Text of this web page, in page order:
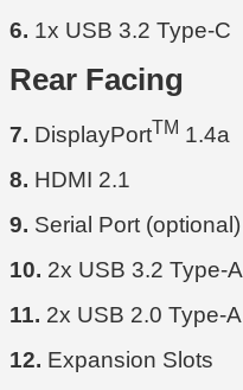
6. 1x USB 3.2 Type-C
Rear Facing
7. DisplayPortTM 1.4a
8. HDMI 2.1
9. Serial Port (optional)
10. 2x USB 3.2 Type-A
11. 2x USB 2.0 Type-A
12. Expansion Slots